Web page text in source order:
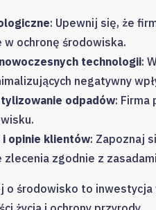
: Upewnij się, że
w ochronę środowiska.
technologii:
negatywny
odpadów: Firma
i opinie klientów: Zapoznaj
zgodnie z
o środowisko to inwestycja